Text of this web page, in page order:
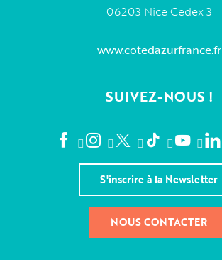
06203 Nice Cedex 3
www.cotedazurfrance.fr
SUIVEZ-NOUS !
S'inscrire à la Newsletter
NOUS CONTACTER